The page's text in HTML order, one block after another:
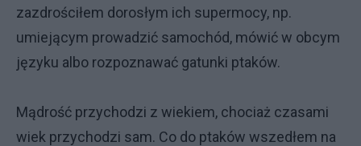
zazdrościłem dorosłym ich supermocy, np.
umiejącym prowadzić samochód, mówić w obcym
języku albo rozpoznawać gatunki ptaków.
Mądrość przychodzi z wiekiem, chociaż czasami
wiek przychodzi sam. Co do ptaków wszedłem na